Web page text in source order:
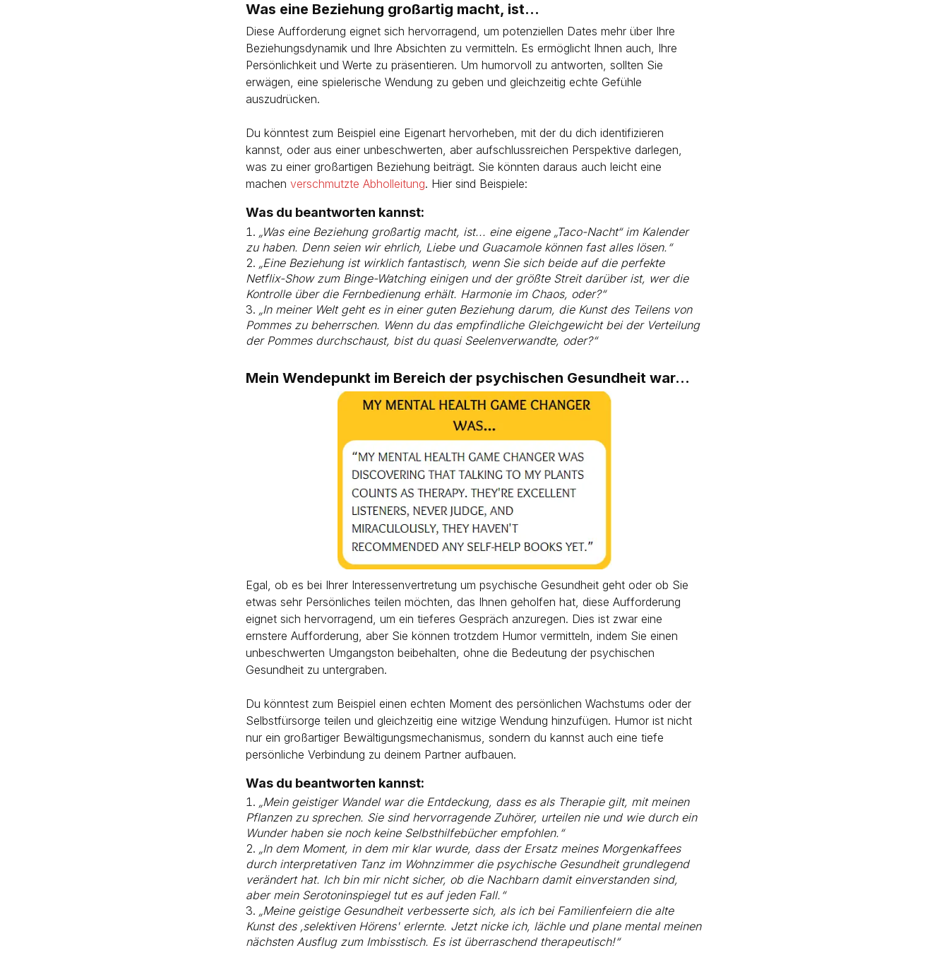
Was eine Beziehung großartig macht, ist...
Diese Aufforderung eignet sich hervorragend, um potenziellen Dates mehr über Ihre
Beziehungsdynamik und Ihre Absichten zu vermitteln. Es ermöglicht Ihnen auch, Ihre
Persönlichkeit und Werte zu präsentieren. Um humorvoll zu antworten, sollten Sie
erwägen, eine spielerische Wendung zu geben und gleichzeitig echte Gefühle
auszudrücken.
Du könntest zum Beispiel eine Eigenart hervorheben, mit der du dich identifizieren
kannst, oder aus einer unbeschwerten, aber aufschlussreichen Perspektive darlegen,
was zu einer großartigen Beziehung beiträgt. Sie könnten daraus auch leicht eine
machen verschmutzte Abholleitung. Hier sind Beispiele:
Was du beantworten kannst:
„Was eine Beziehung großartig macht, ist... eine eigene „Taco-Nacht“ im Kalender
zu haben. Denn seien wir ehrlich, Liebe und Guacamole können fast alles lösen.“
„Eine Beziehung ist wirklich fantastisch, wenn Sie sich beide auf die perfekte
Netflix-Show zum Binge-Watching einigen und der größte Streit darüber ist, wer die
Kontrolle über die Fernbedienung erhält. Harmonie im Chaos, oder?“
„In meiner Welt geht es in einer guten Beziehung darum, die Kunst des Teilens von
Pommes zu beherrschen. Wenn du das empfindliche Gleichgewicht bei der Verteilung
der Pommes durchschaust, bist du quasi Seelenverwandte, oder?“
Mein Wendepunkt im Bereich der psychischen Gesundheit war...
Egal, ob es bei Ihrer Interessenvertretung um psychische Gesundheit geht oder ob Sie
etwas sehr Persönliches teilen möchten, das Ihnen geholfen hat, diese Aufforderung
eignet sich hervorragend, um ein tieferes Gespräch anzuregen. Dies ist zwar eine
ernstere Aufforderung, aber Sie können trotzdem Humor vermitteln, indem Sie einen
unbeschwerten Umgangston beibehalten, ohne die Bedeutung der psychischen
Gesundheit zu untergraben.
Du könntest zum Beispiel einen echten Moment des persönlichen Wachstums oder der
Selbstfürsorge teilen und gleichzeitig eine witzige Wendung hinzufügen. Humor ist nicht
nur ein großartiger Bewältigungsmechanismus, sondern du kannst auch eine tiefe
persönliche Verbindung zu deinem Partner aufbauen.
Was du beantworten kannst:
„Mein geistiger Wandel war die Entdeckung, dass es als Therapie gilt, mit meinen
Pflanzen zu sprechen. Sie sind hervorragende Zuhörer, urteilen nie und wie durch ein
Wunder haben sie noch keine Selbsthilfebücher empfohlen.“
„In dem Moment, in dem mir klar wurde, dass der Ersatz meines Morgenkaffees
durch interpretativen Tanz im Wohnzimmer die psychische Gesundheit grundlegend
verändert hat. Ich bin mir nicht sicher, ob die Nachbarn damit einverstanden sind,
aber mein Serotoninspiegel tut es auf jeden Fall.“
„Meine geistige Gesundheit verbesserte sich, als ich bei Familienfeiern die alte
Kunst des ‚selektiven Hörens' erlernte. Jetzt nicke ich, lächle und plane mental meinen
nächsten Ausflug zum Imbisstisch. Es ist überraschend therapeutisch!“